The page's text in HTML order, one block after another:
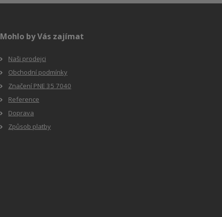
Mohlo by Vás zajímat
Naši prodejci
Obchodní podmínky
Značení PNE 35 7040
Reference
Doprava
Způsob platby